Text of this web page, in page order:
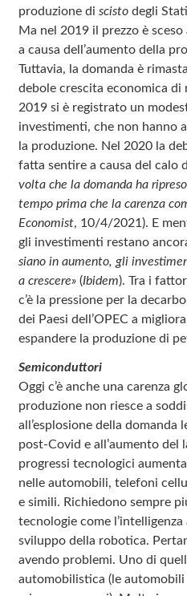
produzione di scistodegli
Ma nel 2019 il prezzo è
a causa dell’aumento della
Tuttavia, la domanda è
debole crescita economica di
2019 si è registrato un
investimenti, che non hanno
la produzione. Nel 2020 la
fatta sentire a causa del calo
volta che la domanda ha
tempo prima che la carenza
Economist, 10/4/2021). E
gli investimenti restano
siano in aumento, gli
a crescere»(Ibidem). Tra i
c’è la pressione per la
dei Paesi dell’OPEC a
espandere la produzione di
Semiconduttori
Oggi c’è anche una carenza
produzione non riesce a
all’esplosione della domanda
post‑Covid e all’aumento del
progressi tecnologici
nelle automobili, telefoni
e simili. Richiedono sempre
tecnologie come
sviluppo della robotica.
avendo problemi. Uno di
automobilistica (le